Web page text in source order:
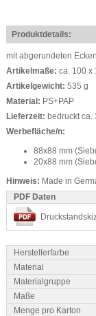
Produktdetails:
mit abgerundeten
Artikelmaße: ca. 100 x
Artikelgewicht: 535 g
Material: PS+PAP
Lieferzeit: bedruckt ca.
Werbefläche/n:
88x88 mm
20x88 mm
Hinweis: Made in
PDF Daten
Herstellerfarbe
Material
Materialgruppe
Maße
Menge pro Karton